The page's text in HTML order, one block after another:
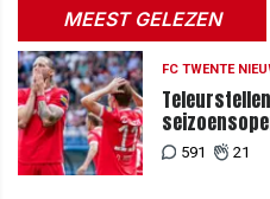
MEEST GELEZEN
FC TWENTE
591 21